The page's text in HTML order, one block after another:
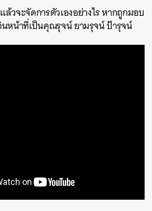
วจะจัดการตัวเองอย่างไร หากถูกมอบ
นหน้าที่เป็นคุณรุจน์ ยามรุจน์ ป้ารุจน์